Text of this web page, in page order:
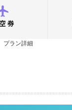
券
プラン詳細